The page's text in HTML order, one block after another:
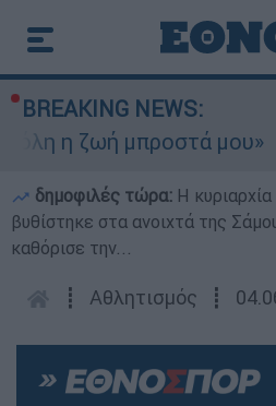
BREAKING NEWS:
ζωή μπροστά μου»
δημοφιλές τώρα: Η
βυθίστηκε στα ανοιχτά της
καθόρισε την...
┋ Αθλητισμός ┋